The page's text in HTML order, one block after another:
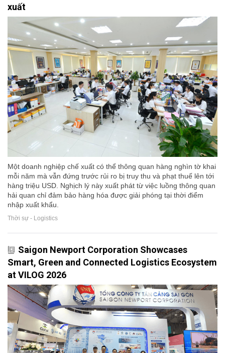
xuất
Một doanh nghiệp chế xuất có thể thông quan hàng nghìn tờ khai
mỗi năm mà vẫn đứng trước rủi ro bị truy thu và phạt thuế lên tới
hàng triệu USD. Nghịch lý này xuất phát từ việc luồng thông quan
hải quan chỉ đảm bảo hàng hóa được giải phóng tại thời điểm
nhập xuất khẩu.
Thời sự - Logistics
Saigon Newport Corporation Showcases
Smart, Green and Connected Logistics Ecosystem
at VILOG 2026